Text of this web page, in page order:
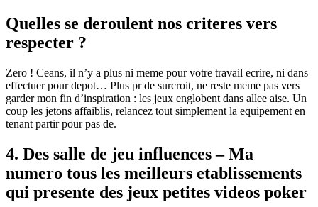
Quelles se deroulent nos criteres vers
respecter ?
Zero ! Ceans, il n’y a plus ni meme pour votre travail ecrire, ni dans
effectuer pour depot… Plus pr de surcroit, ne reste meme pas vers
garder mon fin d’inspiration : les jeux englobent dans allee aise. Un
coup les jetons affaiblis, relancez tout simplement la equipement en
tenant partir pour pas de.
4. Des salle de jeu influences – Ma
numero tous les meilleurs etablissements
qui presente des jeux petites videos poker